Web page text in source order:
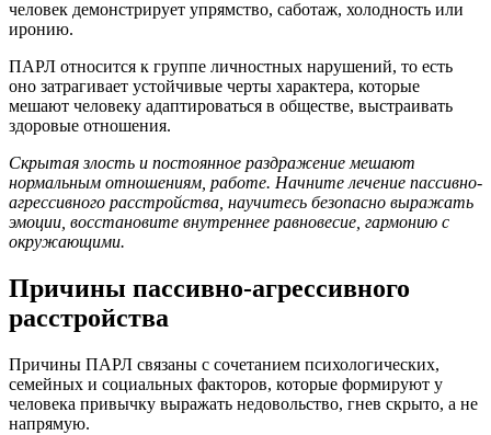
человек демонстрирует упрямство, саботаж, холодность или
иронию.
ПАРЛ относится к группе личностных нарушений, то есть
оно затрагивает устойчивые черты характера, которые
мешают человеку адаптироваться в обществе, выстраивать
здоровые отношения.
Скрытая злость и постоянное раздражение мешают
нормальным отношениям, работе. Начните лечение пассивно-
агрессивного расстройства, научитесь безопасно выражать
эмоции, восстановите внутреннее равновесие, гармонию с
окружающими.
Причины пассивно-агрессивного
расстройства
Причины ПАРЛ связаны с сочетанием психологических,
семейных и социальных факторов, которые формируют у
человека привычку выражать недовольство, гнев скрыто, а не
напрямую.